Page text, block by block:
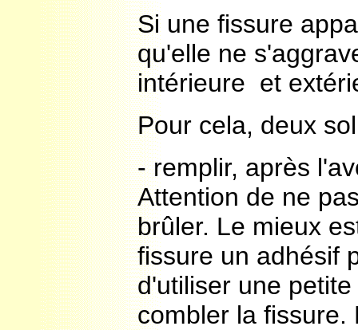
Si une fissure
qu'elle ne
intérieure et
Pour cela, deux
- remplir, après
Attention de ne
brûler. Le mieux
fissure un adhésif
d'utiliser une
combler la fissure.